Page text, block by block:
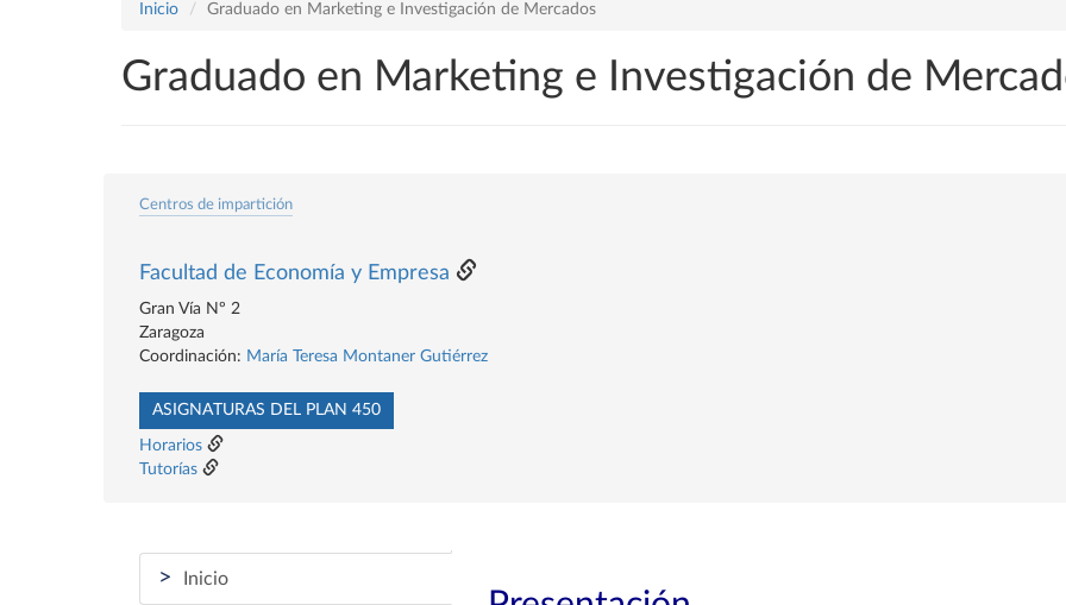
Inicio Graduado en Marketing e Investigación de Mercados
Graduado en Marketing e Investigación de
Centros de impartición
Facultad de Economía y Empresa
Gran Vía Nº 2
Zaragoza
Coordinación: María Teresa Montaner Gutiérrez
ASIGNATURAS DEL PLAN 450
Horarios
Tutorías
> Inicio